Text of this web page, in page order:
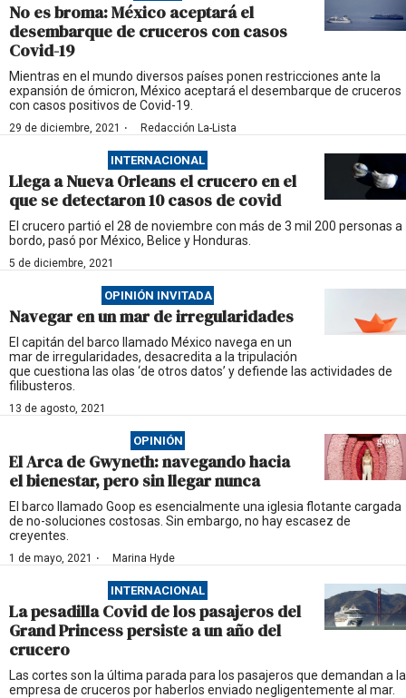
No es broma: México aceptará el
desembarque de cruceros con casos
Covid-19
Mientras en el mundo diversos países ponen restricciones ante la
expansión de ómicron, México aceptará el desembarque de cruceros
con casos positivos de Covid-19.
29 de diciembre, 2021 · Redacción La-Lista
INTERNACIONAL
Llega a Nueva Orleans el crucero en el
que se detectaron 10 casos de covid
El crucero partió el 28 de noviembre con más de 3 mil 200 personas a
bordo, pasó por México, Belice y Honduras.
5 de diciembre, 2021
OPINIÓN INVITADA
Navegar en un mar de irregularidades
El capitán del barco llamado México navega en un
mar de irregularidades, desacredita a la tripulación
que cuestiona las olas ‘de otros datos’ y defiende las actividades de
filibusteros.
13 de agosto, 2021
OPINIÓN
El Arca de Gwyneth: navegando hacia
el bienestar, pero sin llegar nunca
El barco llamado Goop es esencialmente una iglesia flotante cargada
de no-soluciones costosas. Sin embargo, no hay escasez de
creyentes.
1 de mayo, 2021 · Marina Hyde
INTERNACIONAL
La pesadilla Covid de los pasajeros del
Grand Princess persiste a un año del
crucero
Las cortes son la última parada para los pasajeros que demandan a la
empresa de cruceros por haberlos enviado negligentemente al mar.